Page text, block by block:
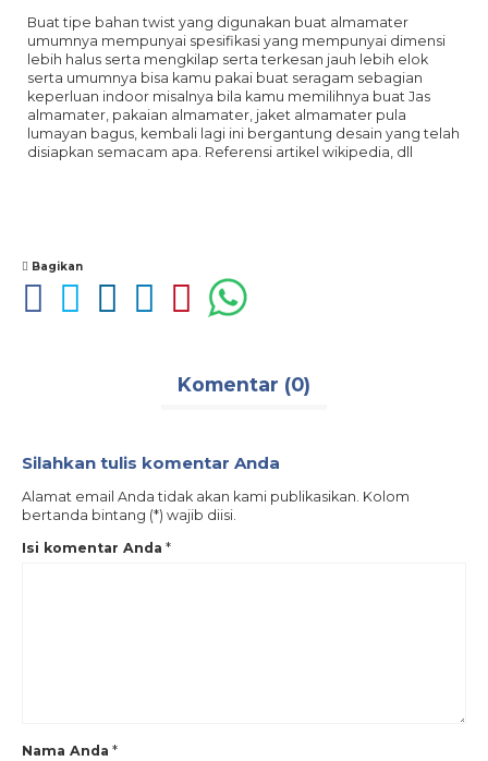
Buat tipe bahan twist yang digunakan buat almamater
umumnya mempunyai spesifikasi yang mempunyai dimensi
lebih halus serta mengkilap serta terkesan jauh lebih elok
serta umumnya bisa kamu pakai buat seragam sebagian
keperluan indoor misalnya bila kamu memilihnya buat Jas
almamater, pakaian almamater, jaket almamater pula
lumayan bagus, kembali lagi ini bergantung desain yang telah
disiapkan semacam apa. Referensi artikel wikipedia, dll
Bagikan
Komentar (0)
Silahkan tulis komentar Anda
Alamat email Anda tidak akan kami publikasikan. Kolom
bertanda bintang (*) wajib diisi.
Isi komentar Anda *
Nama Anda *